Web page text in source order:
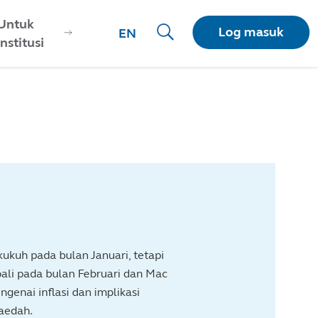
Log masuk
EN
pada bulan Januari, tetapi
pada bulan Februari dan Mac
inflasi dan implikasi